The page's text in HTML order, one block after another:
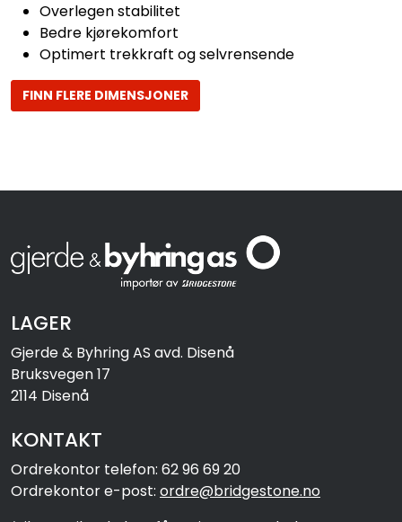
Overlegen stabilitet
Bedre kjørekomfort
Optimert trekkraft og selvrensende
FINN FLERE DIMENSJONER
LAGER
Gjerde & Byhring AS avd. Disenå
Bruksvegen 17
2114 Disenå
KONTAKT
Ordrekontor telefon: 62 96 69 20
Ordrekontor e-post: ordre@bridgestone.no